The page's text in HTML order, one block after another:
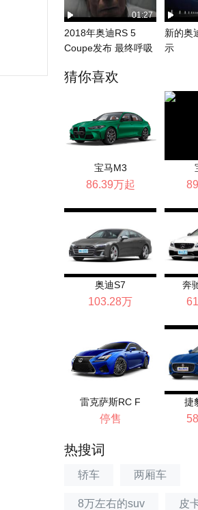
01:27
2018年奥迪RS 5
Coupe发布 最终呼吸
新的奥
示
猜你喜欢
宝马M3
86.39万起
奥迪S7
103.28万
奔
雷克萨斯RC F
停售
捷
热搜词
轿车 两厢车
8万左右的suv 皮